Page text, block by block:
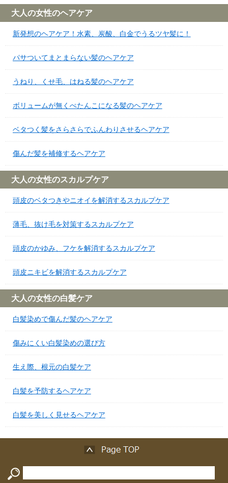
大人の女性のヘアケア
新発想のヘアケア！水素、炭酸、白金でうるツヤ髪に！
パサついてまとまらない髪のヘアケア
うねり、くせ毛、はねる髪のヘアケア
ボリュームが無くぺたんこになる髪のヘアケア
ベタつく髪をさらさらでふんわりさせるヘアケア
傷んだ髪を補修するヘアケア
大人の女性のスカルプケア
頭皮のベタつきやニオイを解消するスカルプケア
薄毛、抜け毛を対策するスカルプケア
頭皮のかゆみ、フケを解消するスカルプケア
頭皮ニキビを解消するスカルプケア
大人の女性の白髪ケア
白髪染めで傷んだ髪のヘアケア
傷みにくい白髪染めの選び方
生え際、根元の白髪ケア
白髪を予防するヘアケア
白髪を美しく見せるヘアケア